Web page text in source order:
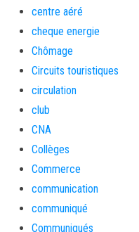
centre aéré
cheque energie
Chômage
Circuits touristiques
circulation
club
CNA
Collèges
Commerce
communication
communiqué
Communiqués